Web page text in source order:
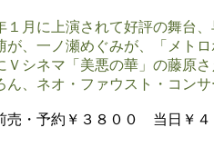
されて好評の舞台、早
ぐみが、「メトロポリ
悪の華」の藤原さえ、
ファウスト・コンサー
売・予約￥３８００ 当日￥